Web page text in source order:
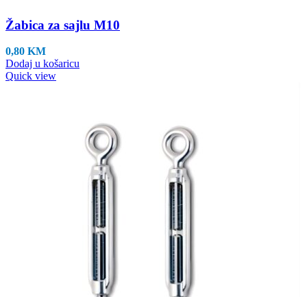
Žabica za sajlu M10
0,80 KM
Dodaj u košaricu
Quick view